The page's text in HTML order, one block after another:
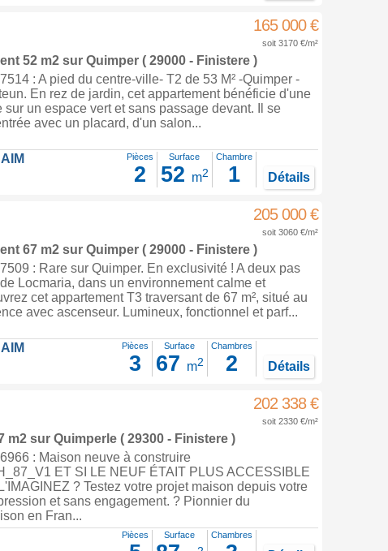
165 000 €
soit 3170 €/m²
52 m2 sur Quimper( 29000 - Finistere )
: A pied du centre-ville- T2 de 53 M² -Quimper -
En rez de jardin, cet appartement bénéficie d'une
sur un espace vert et sans passage devant. Il se
avec un placard, d'un salon...
Pièces
2
Surface
52 m2
Chambre
1 Détails
205 000 €
soit 3060 €/m²
67 m2 sur Quimper( 29000 - Finistere )
: Rare sur Quimper. En exclusivité ! A deux pas
Locmaria, dans un environnement calme et
cet appartement T3 traversant de 67 m², situé au
avec ascenseur. Lumineux, fonctionnel et parf...
Pièces
3
Surface
67 m2
Chambres
2 Détails
202 338 €
soit 2330 €/m²
m2 sur Quimperle( 29300 - Finistere )
: Maison neuve à construire
ET SI LE NEUF ÉTAIT PLUS ACCESSIBLE
? Testez votre projet maison depuis votre
et sans engagement. ? Pionnier du
en Fran...
Pièces Surface Chambres